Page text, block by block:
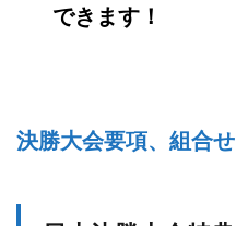
できます！
決勝大会要項、組合